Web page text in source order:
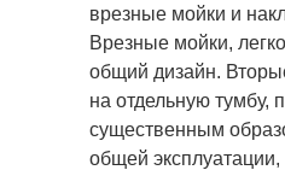
врезные мойки и
Врезные мойки,
общий дизайн.
на отдельную тумбу,
существенным
общей